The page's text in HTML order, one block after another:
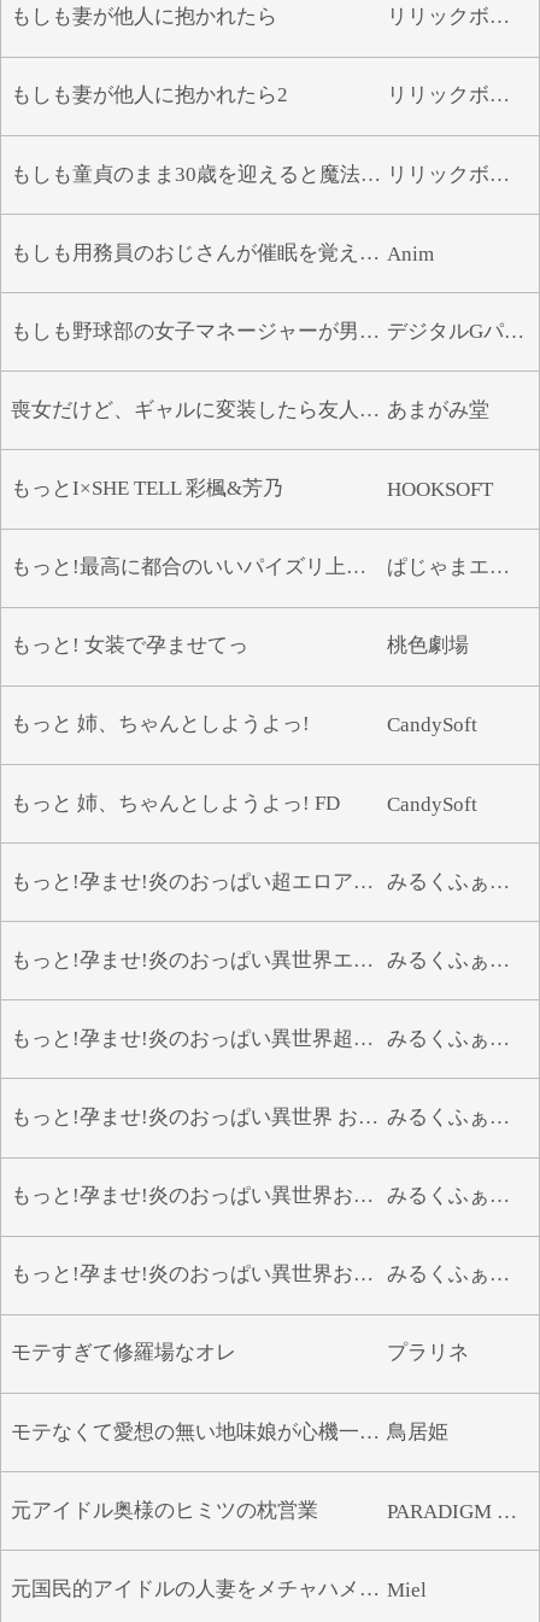
もしも妻が他人に抱かれたら リリックボックス
もしも妻が他人に抱かれたら2 リリックボックス
もしも童貞のまま30歳を迎えると魔法使いになれるとしたら リリックボックス
もしも用務員のおじさんが催眠を覚えたら Anim
もしも野球部の女子マネージャーが男の娘だったら… デジタルGパワー
喪女だけど、ギャルに変装したら友人の夫に生ハメされちゃいました あまがみ堂
もっとI×SHE TELL 彩楓&芳乃 HOOKSOFT
もっと!最高に都合のいいパイズリ上手のソフィーさん ぱじゃまエクスタシー
もっと! 女装で孕ませてっ 桃色劇場
もっと 姉、ちゃんとしようよっ! CandySoft
もっと 姉、ちゃんとしようよっ! FD CandySoft
もっと!孕ませ!炎のおっぱい超エロアプリ学園! みるくふぁくとりー
もっと!孕ませ!炎のおっぱい異世界エロ魔法学園! みるくふぁくとりー
もっと!孕ませ!炎のおっぱい異世界超エロサキュバス学園! みるくふぁくとりー
もっと!孕ませ!炎のおっぱい異世界 おっぱいスパイ学園! みるくふぁくとりー
もっと!孕ませ!炎のおっぱい異世界おっぱいバニー学園! みるくふぁくとりー
もっと!孕ませ!炎のおっぱい異世界おっぱいメイド学園! みるくふぁくとりー
モテすぎて修羅場なオレ プラリネ
モテなくて愛想の無い地味娘が心機一転！ 鳥居姫
元アイドル奥様のヒミツの枕営業 PARADIGM CONFLICT
元国民的アイドルの人妻をメチャハメ孕ませ Miel